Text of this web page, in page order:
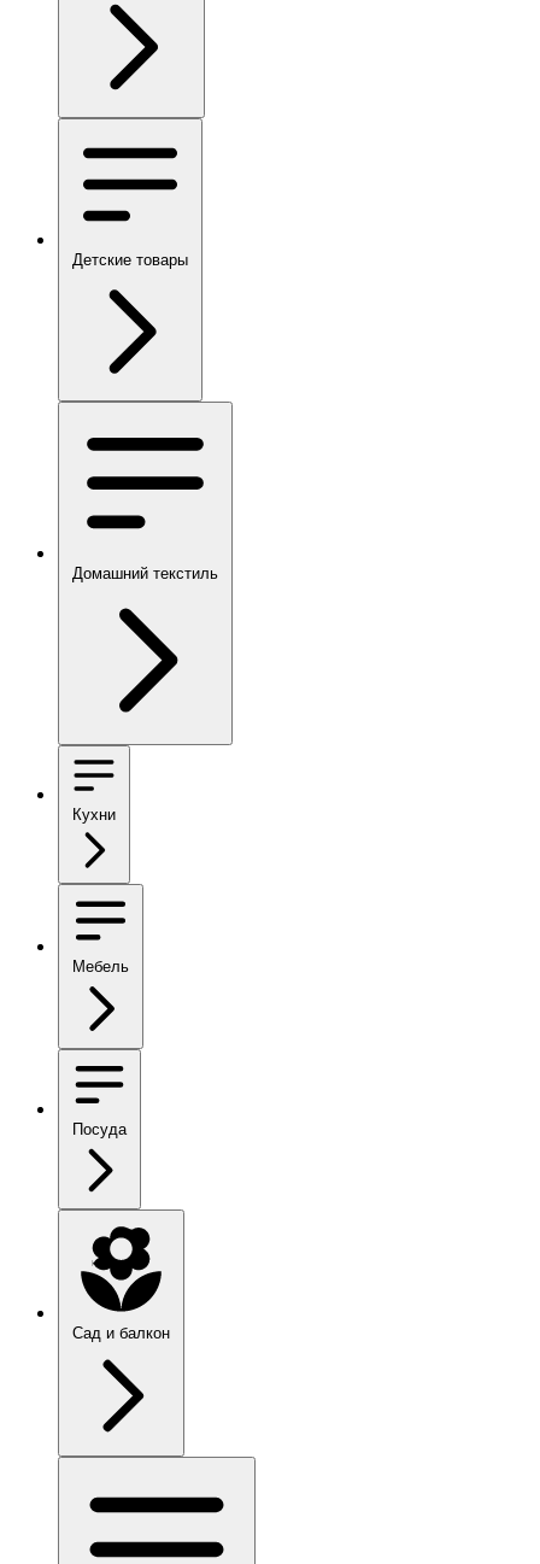
Детские товары
Домашний текстиль
Кухни
Мебель
Посуда
Сад и балкон